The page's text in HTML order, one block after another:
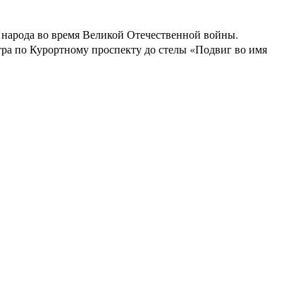
во время Великой Отечественной войны.
по Курортному проспекту до стелы «Подвиг во имя